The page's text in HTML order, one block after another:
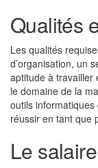
Qualités
Les qualités
d’organisation, un
aptitude à travailler
le domaine de la
outils
réussir en tant que
Le salaire